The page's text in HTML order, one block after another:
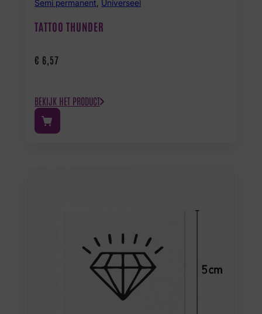
Semi permanent Universeel
TATTOO THUNDER
€ 6,57
BEKIJK HET PRODUCT